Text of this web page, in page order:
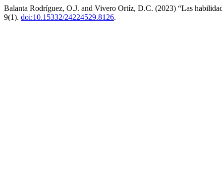
Balanta Rodríguez, O.J. and Vivero Ortíz, D.C. (2023) “Las
9(1). doi:10.15332/24224529.8126.